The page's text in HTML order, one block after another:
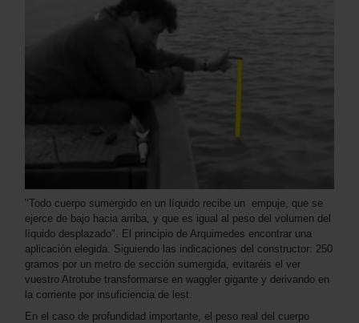
"Todo cuerpo sumergido en un líquido recibe un empuje, que se
ejerce de bajo hacia arriba, y que es igual al peso del volumen del
líquido desplazado". El principio de Arquimedes encontrar una
aplicación elegida. Siguiendo las indicaciones del constructor: 250
gramos por un metro de sección sumergida, evitaréis el ver
vuestro Atrotube transformarse en waggler gigante y derivando en
la corriente por insuficiencia de lest.
En el caso de profundidad importante, el peso real del cuerpo